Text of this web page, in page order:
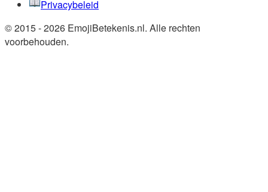
Privacybeleid
© 2015 - 2026 EmojiBetekenis.nl. Alle rechten
voorbehouden.